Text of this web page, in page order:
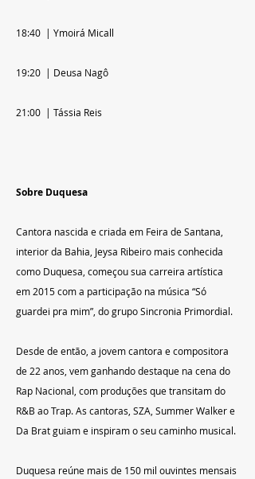
18:40  | Ymoirá Micall
19:20  | Deusa Nagô
21:00  | Tássia Reis
Sobre Duquesa
Cantora nascida e criada em Feira de Santana,
interior da Bahia, Jeysa Ribeiro mais conhecida
como Duquesa, começou sua carreira artística
em 2015 com a participação na música “Só
guardei pra mim”, do grupo Sincronia Primordial.
Desde de então, a jovem cantora e compositora
de 22 anos, vem ganhando destaque na cena do
Rap Nacional, com produções que transitam do
R&B ao Trap. As cantoras, SZA, Summer Walker e
Da Brat guiam e inspiram o seu caminho musical.
Duquesa reúne mais de 150 mil ouvintes mensais